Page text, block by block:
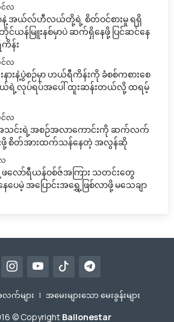
င်လ
နဲ့ အယ်လ်ဟီလယ်တို့ရဲ့ စိတ်ဝင်စားမှု ရရှိ
င်ယန်မြူးနစ်မှာပဲ ဆက်ရှိနေဖို့ ပြင်ဆင်နေ
န်း
င်လ
နားနဲ့ပွဲစဉ်မှာ ဟယ်ရီကိန်းကို ခံစစ်ကစားစေ
ရဲ့လုပ်ရပ်အပေါ် ထူးဆန်းတယ်လို့ ထရမ့်
င်လ
သင်းရဲ့အစဉ်အလာကောင်းကို ဆက်လက်
းဖို့ စိတ်အားထက်သန်နေတဲ့ အလွန်ဆို
ဖလော်ရီယန်ဝစ်ဇ်အကြား သတင်းတွေ
ပေမဲ့ အပြောင်းအရွှေ့ဖြစ်လာဖို့ မသေချာ
က်များ | အမေးများသော မေးခွန်းများ
© Copyright Ballonestar